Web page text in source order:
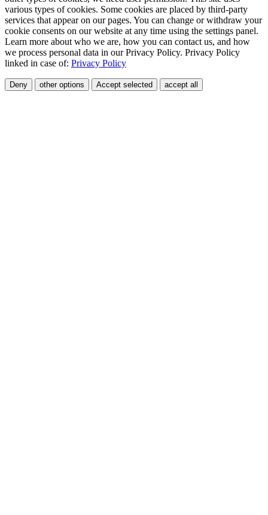
various types of cookies. Some cookies are placed by third-party
services that appear on our pages. You can change or withdraw your
cookie consents on our website at any time using the settings panel.
Learn more about who we are, how you can contact us, and how
we process personal data in our Privacy Policy. Privacy Policy
linked in case of: Privacy Policy
Deny other options Accept selected accept all